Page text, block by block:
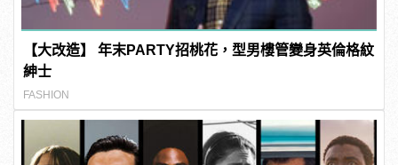
【大改造】 年末PARTY招桃花，型男樓管變身英倫格紋
紳士
FASHION